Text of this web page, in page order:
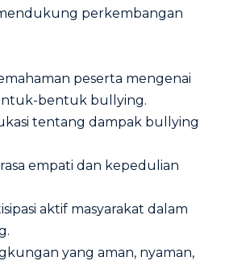
perkembangan
peserta mengenai
bentuk bullying.
tentang dampak bullying
empati dan kepedulian
aktif masyarakat dalam
yang aman, nyaman,